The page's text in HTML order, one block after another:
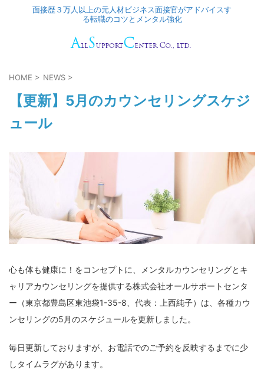
面接歴３万人以上の元人材ビジネス面接官がアドバイスす
る転職のコツとメンタル強化
HOME > NEWS >
【更新】5月のカウンセリングスケジ
ュール
心も体も健康に！をコンセプトに、メンタルカウンセリングとキ
ャリアカウンセリングを提供する株式会社オールサポートセンタ
ー（東京都豊島区東池袋1-35-8、代表：上西純子）は、各種カウ
ンセリングの5月のスケジュールを更新しました。
毎日更新しておりますが、お電話でのご予約を反映するまでに少
しタイムラグがあります。